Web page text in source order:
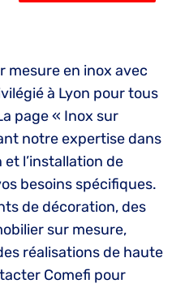
mesure en inox avec
à Lyon pour tous
page « Inox sur
notre expertise dans
l’installation de
besoins spécifiques.
de décoration, des
sur mesure,
réalisations de haute
Comefi pour